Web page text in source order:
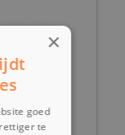
×
goed
te